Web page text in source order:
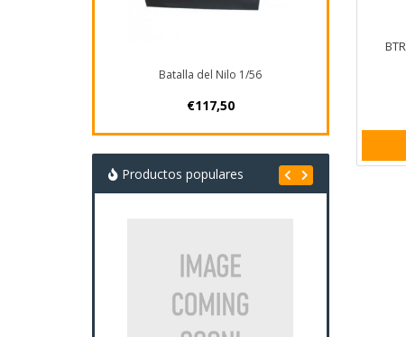
Batalla del Nilo 1/56
€117,50
Productos populares